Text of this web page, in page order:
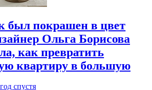
был покрашен в цвет
Ольга Борисова
как превратить
квартиру в большую
спустя